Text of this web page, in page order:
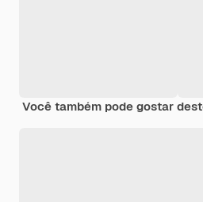
Você também pode gostar